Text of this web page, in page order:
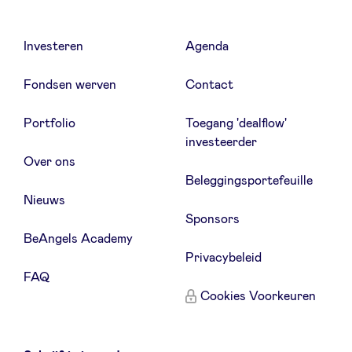
LinkedIn
Investeren
Fondsen werven
Portfolio
Over ons
Nieuws
BeAngels Academy
FAQ
Agenda
Contact
Toegang 'dealflow'
investeerder
Beleggingsportefeuille
Sponsors
Privacybeleid
Cookies Voorkeuren